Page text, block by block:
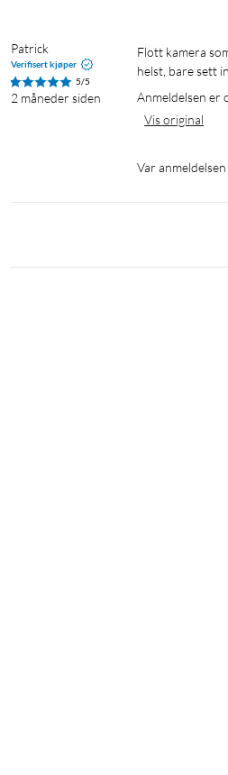
1x A201 solpanel med feste
1x USB-adapterkabel og
Monteringsutstyr
Hurtigstartguide
Patrick
Verifisert kjøper
5/5
2 måneder siden
Flott kamera som kan plasseres hvor som
helst, bare sett
Anmeldelsen er
Vis original
Var